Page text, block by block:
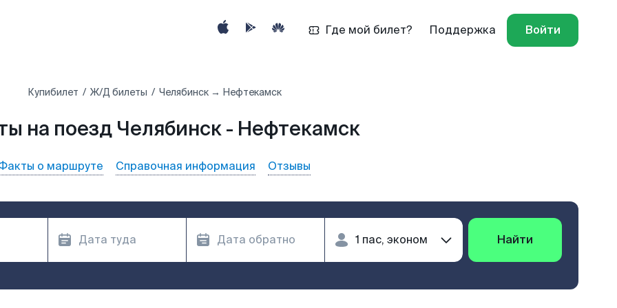
Где мой билет? Поддержка Войти
Купибилет Ж/Д билеты Челябинск → Нефтекамск
на поезд Челябинск - Нефтекамск
о маршруте Справочная информация Отзывы
Найти